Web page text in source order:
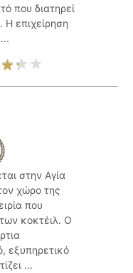
που διατηρεί
Η επιχείρηση
στην Αγία
χώρο της
που
κοκτέιλ. Ο
εξυπηρετικό
...